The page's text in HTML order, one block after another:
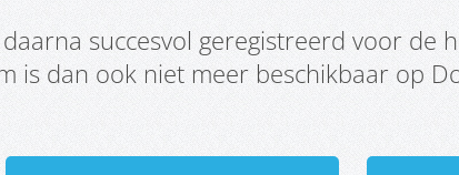
succesvol geregistreerd voor de
is dan ook niet meer beschikbaar op